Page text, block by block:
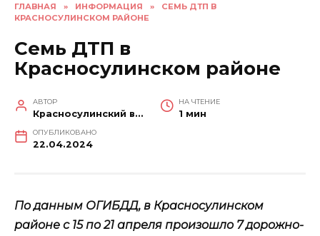
ГЛАВНАЯ » ИНФОРМАЦИЯ »
СЕМЬ ДТП В
КРАСНОСУЛИНСКОМ РАЙОНЕ
Семь ДТП в
Красносулинском районе
АВТОР
Красносулинский вестник
НА ЧТЕНИЕ
1 мин
ОПУБЛИКОВАНО
22.04.2024
По данным ОГИБДД, в Красносулинском
районе с 15 по 21 апреля произошло 7 дорожно-